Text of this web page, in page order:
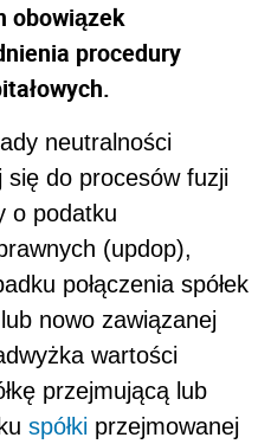
obowiązek
procedury
neutralności
się do procesów fuzji
o podatku
(updop),
połączenia spółek
nowo zawiązanej
wartości
przejmującą lub
spółki przejmowanej